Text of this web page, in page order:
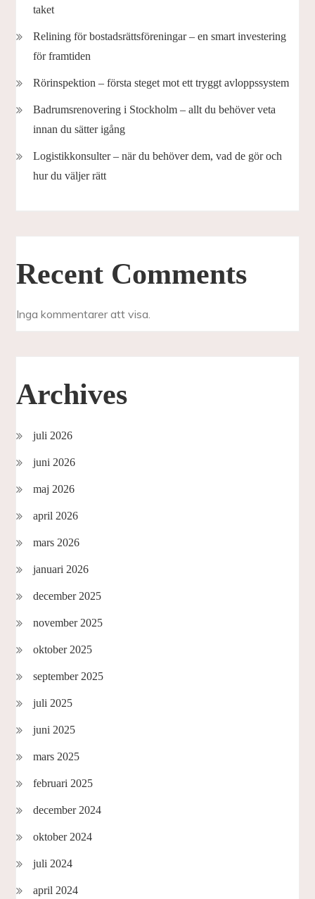
taket
Relining för bostadsrättsföreningar – en smart investering
för framtiden
Rörinspektion – första steget mot ett tryggt avloppssystem
Badrumsrenovering i Stockholm – allt du behöver veta
innan du sätter igång
Logistikkonsulter – när du behöver dem, vad de gör och
hur du väljer rätt
Recent Comments
Inga kommentarer att visa.
Archives
juli 2026
juni 2026
maj 2026
april 2026
mars 2026
januari 2026
december 2025
november 2025
oktober 2025
september 2025
juli 2025
juni 2025
mars 2025
februari 2025
december 2024
oktober 2024
juli 2024
april 2024